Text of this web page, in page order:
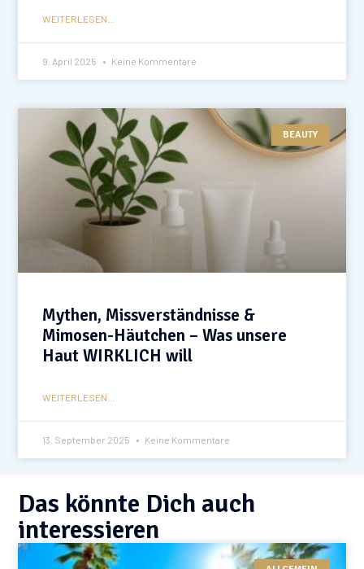
WEITERLESEN...
9. April 2025 Keine Kommentare
BEAUTY
Mythen, Missverständnisse &
Mimosen-Häutchen – Was unsere
Haut WIRKLICH will
WEITERLESEN...
13. September 2025 Keine Kommentare
Das könnte Dich auch
interessieren